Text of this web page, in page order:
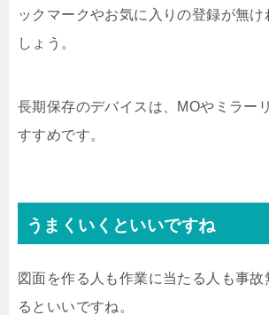
ックマークやお気に入りの登録が無
しょう。
長期保存のデバイスは、MOやミラー
すすめです。
うまくいくといいですね
図面を作る人も作業に当たる人も事故
るといいですね。